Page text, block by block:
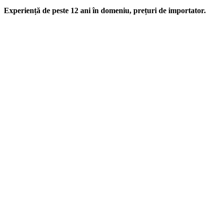
Experiență de peste 12 ani în domeniu, prețuri de importator.